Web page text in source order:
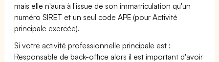
mais elle n'aura à l'issue de son immatriculation qu'un
numéro SIRET et un seul code APE (pour Activité
principale exercée).
Si votre activité professionnelle principale est :
Responsable de back-office alors il est important d'avoir